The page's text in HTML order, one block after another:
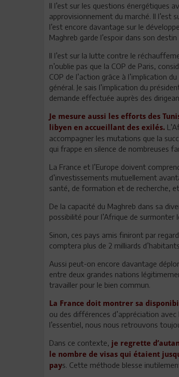
Il l’est sur les questions énergétiques
approvisionnement du marché. Il
l’est encore davantage sur le
Maghreb garde l’espoir dans son
Il l’est sur la lutte contre le
n’oublie pas que la COP de Paris,
COP de l’action grâce à l’implication
général. Je sais l’implication du
demande effectuée auprès des
Je mesure aussi les efforts des
libyen en accueillant des exilés.
accompagner les mutations que la
qui frappe en silence de nombreuses
La France et l’Europe doivent
d’investissements mutuellement
santé, de formation et de recherche,
De la capacité du Maghreb dans sa
possibilité pour l’Afrique de surmonter
Sinon, ces pays amis finiront par
comptera plus de 2 milliards
Aussi peut-on encore davantage
entre deux grandes nations
travailler pour le bien commun.
La France doit montrer sa
ou des différences d’appréciation
l’essentiel, nous nous retrouvons
Dans ce contexte, je regrette
le nombre de visas qui étaient
pays. Cette méthode blesse